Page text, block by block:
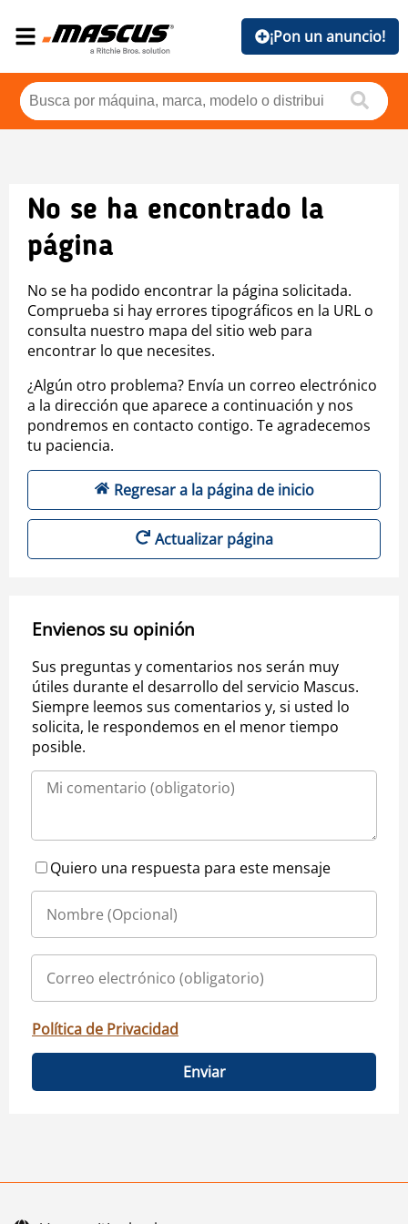
¡Pon un anuncio!
No se ha encontrado la
página
No se ha podido encontrar la página solicitada.
Comprueba si hay errores tipográficos en la URL o
consulta nuestro mapa del sitio web para
encontrar lo que necesites.
¿Algún otro problema? Envía un correo electrónico
a la dirección que aparece a continuación y nos
pondremos en contacto contigo. Te agradecemos
tu paciencia.
Regresar a la página de inicio
Actualizar página
Envienos su opinión
Sus preguntas y comentarios nos serán muy
útiles durante el desarrollo del servicio Mascus.
Siempre leemos sus comentarios y, si usted lo
solicita, le respondemos en el menor tiempo
posible.
Quiero una respuesta para este mensaje
Política de Privacidad
Enviar